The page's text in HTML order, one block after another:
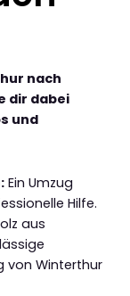
nach
dir dabei
und
Ein Umzug
Hilfe.
aus
von Winterthur